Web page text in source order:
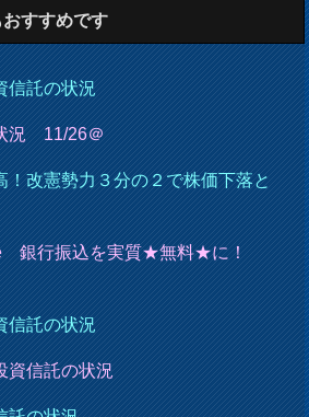
すすめです
信託の状況
況 11/26＠
！改憲勢力３分の２で株価下落と
銀行振込を実質★無料★に！
信託の状況
資信託の状況